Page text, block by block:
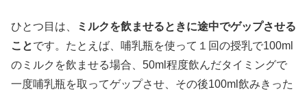
ひとつ目は、
ミルクを飲ませるときに途中でゲップさせる
ことです。たとえば、哺乳瓶を使って１回の授乳で100ml
のミルクを飲ませる場合、50ml程度飲んだタイミングで
一度哺乳瓶を取ってゲップさせ、その後100ml飲みきった